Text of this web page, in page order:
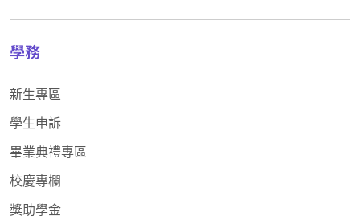
學務
新生專區
學生申訴
畢業典禮專區
校慶專欄
獎助學金